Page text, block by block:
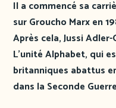
Il a commencé sa
sur Groucho Marx en
Après cela, Jussi
L’unité Alphabet, qui
britanniques abattus
dans la Seconde